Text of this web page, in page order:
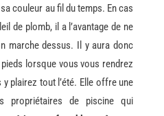
couleur au fil du temps. En cas
de plomb, il a l’avantage de ne
marche dessus. Il y aura donc
lorsque vous vous rendrez
plairez tout l’été. Elle offre une
propriétaires de piscine qui